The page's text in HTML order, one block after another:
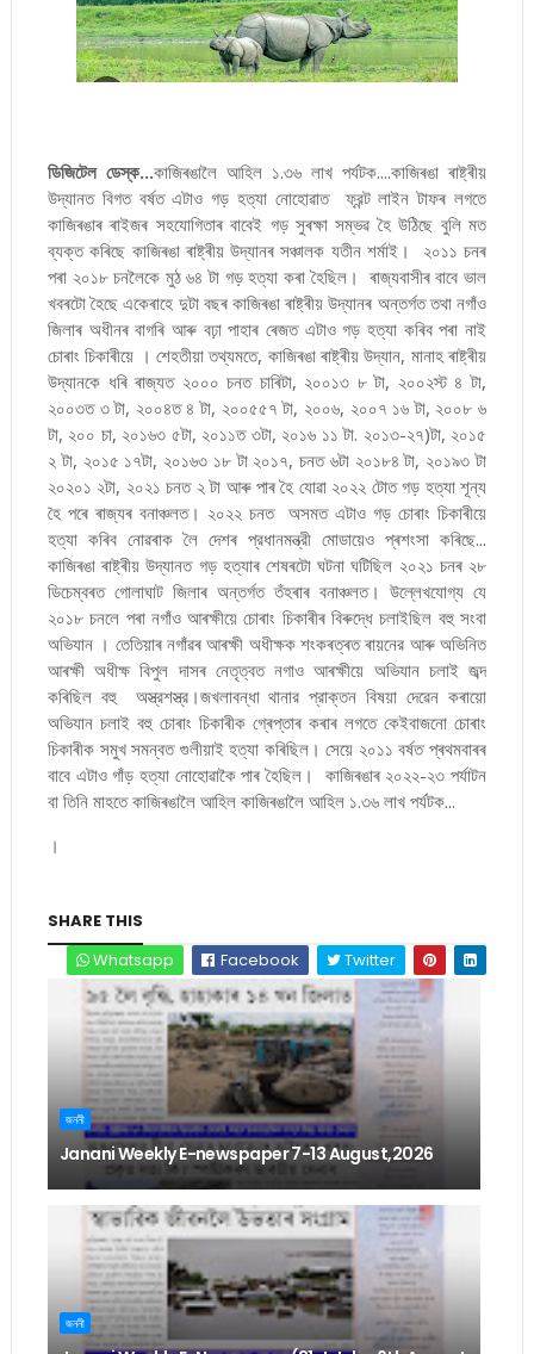
ডিজিটেল ডেস্ক...কাজিৰঙালৈ আহিল ১.৩৬ লাখ পর্যটক....কাজিৰঙা ৰাষ্ট্ৰীয়
উদ্যানত বিগত বৰ্ষত এটাও গড় হত্যা নোহোৱাত ফ্রন্ট লাইন টাফৰ লগতে
কাজিৰঙাৰ ৰাইজৰ সহযোগিতাৰ বাবেই গড় সুৰক্ষা সম্ভৱ হৈ উঠিছে বুলি মত
ব্যক্ত কৰিছে কাজিৰঙা ৰাষ্ট্ৰীয় উদ্যানৰ সঞ্চালক যতীন শৰ্মাই। ২০১১ চনৰ
পৰা ২০১৮ চনলৈকে মুঠ ৬৪ টা গড় হত্যা কৰা হৈছিল। ৰাজ্যবাসীৰ বাবে ভাল
খবৰটো হৈছে একেৰাহে দুটা বছৰ কাজিৰঙা ৰাষ্ট্ৰীয় উদ্যানৰ অন্তৰ্গত তথা নগাঁও
জিলাৰ অধীনৰ বাগৰি আৰু বঢ়া পাহাৰ ৰেজত এটাও গড় হত্যা কৰিব পৰা নাই
চোৰাং চিকাৰীয়ে । শেহতীয়া তথ্যমতে, কাজিৰঙা ৰাষ্ট্ৰীয় উদ্যান, মানাহ ৰাষ্ট্ৰীয়
উদ্যানকে ধৰি ৰাজ্যত ২০০০ চনত চাৰিটা, ২০০১৩ ৮ টা, ২০০২স্ট ৪ টা,
২০০৩ত ৩ টা, ২০০৪ত ৪ টা, ২০০৫৫৭ টা, ২০০৬, ২০০৭ ১৬ টা, ২০০৮ ৬
টা, ২০০ চা, ২০১৬৩ ৫টা, ২০১১ত ৩টা, ২০১৬ ১১ টা. ২০১৩-২৭)টা, ২০১৫
২ টা, ২০১৫ ১৭টা, ২০১৬৩ ১৮ টা ২০১৭, চনত ৬টা ২০১৮৪ টা, ২০১৯৩ টা
২০২০১ ২টা, ২০২১ চনত ২ টা আৰু পাৰ হৈ যোৱা ২০২২ টোত গড় হত্যা শূন্য
হৈ পৰে ৰাজ্যৰ বনাঞ্চলত। ২০২২ চনত অসমত এটাও গড় চোৰাং চিকাৰীয়ে
হত্যা কৰিব নোৱৰাক লৈ দেশৰ প্রধানমন্ত্রী মোডায়েও প্ৰশংসা কৰিছে...
কাজিৰঙা ৰাষ্ট্ৰীয় উদ্যানত গড় হত্যাৰ শেষৰটো ঘটনা ঘটিছিল ২০২১ চনৰ ২৮
ডিচেম্বৰত গোলাঘাট জিলাৰ অন্তর্গত তঁহৰাৰ বনাঞ্চলত। উল্লেখযোগ্য যে
২০১৮ চনলে পৰা নগাঁও আৰক্ষীয়ে চোৰাং চিকাৰীৰ বিৰুদ্ধে চলাইছিল বহু সংবা
অভিযান । তেতিয়াৰ নগাঁৱৰ আৰক্ষী অধীক্ষক শংকৰত্ৰত ৰায়নের আৰু অভিনিত
আৰক্ষী অধীক্ষ বিপুল দাসৰ নেতৃত্বত নগাও আৰক্ষীয়ে অভিযান চলাই জব্দ
কৰিছিল বহু অস্ত্রশস্ত্র।জখলাবন্ধা থানার প্রাক্তন বিষয়া দেৱেন কৰায়ো
অভিযান চলাই বহু চোৰাং চিকাৰীক গ্ৰেপ্তাৰ কৰাৰ লগতে কেইবাজনো চোৰাং
চিকাৰীক সমুখ সমন্বত গুলীয়াই হত্যা কৰিছিল। সেয়ে ২০১১ বৰ্ষত প্ৰথমবাৰৰ
বাবে এটাও গাঁড় হত্যা নোহোৱাকৈ পাৰ হৈছিল। কাজিৰঙাৰ ২০২২-২৩ পর্যাটন
বা তিনি মাহতে কাজিৰঙালৈ আহিল কাজিৰঙালৈ আহিল ১.৩৬ লাখ পর্যটক...
।
SHARE THIS
Whatsapp
Facebook Twitter
জননী
Janani Weekly E-newspaper 7-13 August,2026
জননী